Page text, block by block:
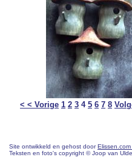
< < Vorige 1 2 3 4 5 6 7 8
Site ontwikkeld en gehost door
Teksten en foto's copyright © Joop van